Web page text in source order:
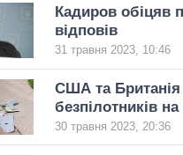
Кадиров обіцяв
відповів
31 травня 2023, 10:46
США та Британія
безпілотників
30 травня 2023, 20:36